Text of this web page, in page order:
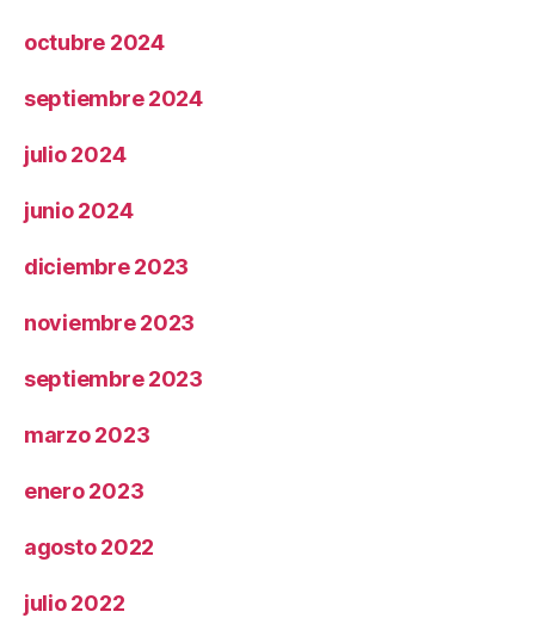
octubre 2024
septiembre 2024
julio 2024
junio 2024
diciembre 2023
noviembre 2023
septiembre 2023
marzo 2023
enero 2023
agosto 2022
julio 2022